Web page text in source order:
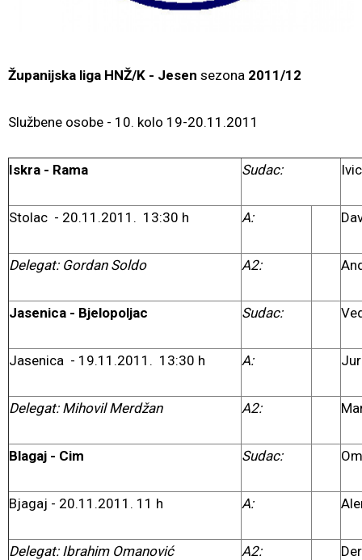
Županijska liga HNŽ/K - Jesen sezona 2011/12
Službene osobe - 10. kolo 19-20.11.2011
Iskra - Rama Sudac:
Stolac - 20.11.2011. 13:30 h A:
Delegat: Gordan Soldo A2:
Jasenica - Bjelopoljac Sudac:
Jasenica - 19.11.2011. 13:30 h A:
Delegat: Mihovil Merdžan A2:
Blagaj - Cim Sudac:
Bjagaj - 20.11.2011. 11 h A:
Delegat: Ibrahim Omanović A2: